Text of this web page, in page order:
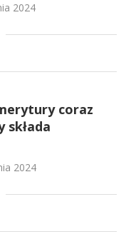
2024
coraz
składa
2024